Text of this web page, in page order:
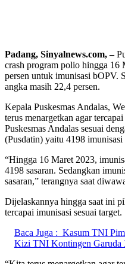
Padang, Sinyalnews.com, –
crash program polio hingga 16
persen untuk imunisasi bOPV.
angka masih 22,4 persen.
Kepala Puskesmas Andalas,
terus menargetkan agar
Puskesmas Andalas sesuai
(Pusdatin) yaitu 4198
“Hingga 16 Maret 2023,
4198 sasaran. Sedangkan
sasaran,” terangnya saat
Dijelaskannya hingga saat ini
tercapai imunisasi sesuai target.
Baca Juga : Kasum TNI
Kizi TNI Kontingen